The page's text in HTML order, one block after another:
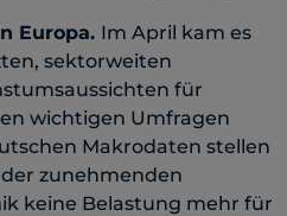
Europa. Im April kam es
sektorweiten
für
wichtigen Umfragen
Makrodaten stellen
zunehmenden
keine Belastung mehr für